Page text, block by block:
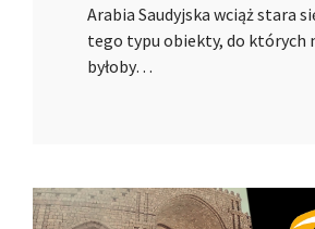
Arabia Saudyjska wciąż stara
tego typu obiekty, do których
byłoby…